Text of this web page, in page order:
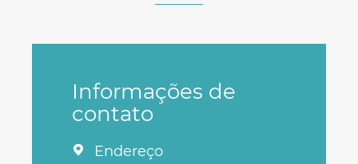
Informações de
contato
 Endereço